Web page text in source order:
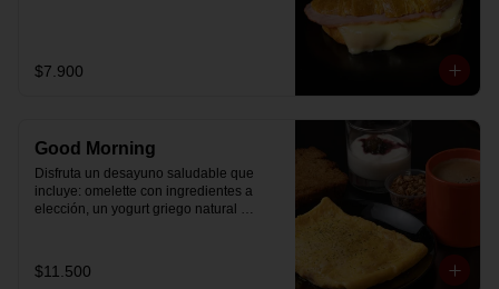
$7.900
Good Morning
Disfruta un desayuno saludable que
incluye: omelette con ingredientes a
elección, un yogurt griego natural
Breakfast y granola (endulzada con
miel), más un café o té a elección y un
$11.500